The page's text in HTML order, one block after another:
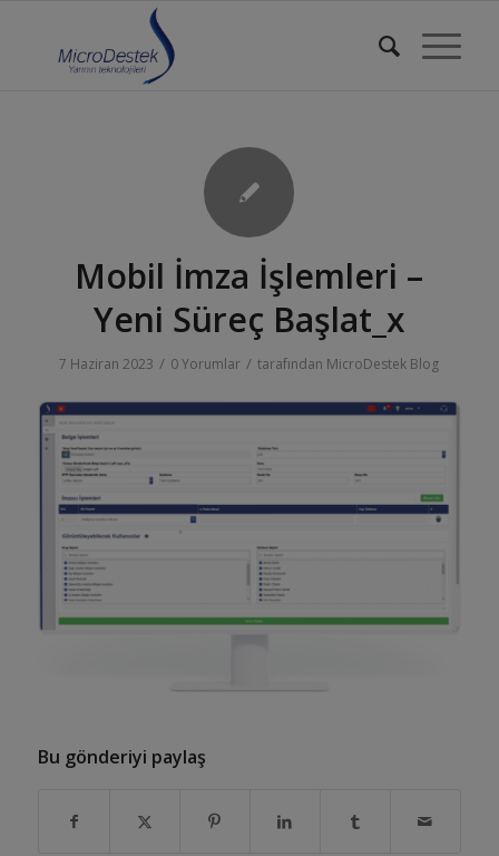
Mobil İmza İşlemleri –
Yeni Süreç Başlat_x
7 Haziran 2023 / 0 Yorumlar / tarafından MicroDestek Blog
Bu gönderiyi paylaş